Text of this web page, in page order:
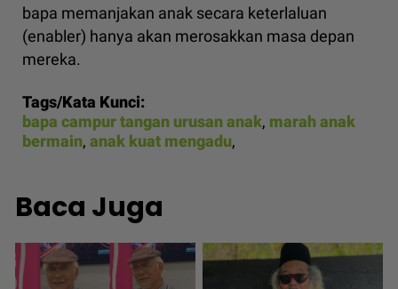
bapa memanjakan anak secara keterlaluan
(enabler) hanya akan merosakkan masa depan
mereka.
Tags/Kata Kunci:
bapa campur tangan urusan anak, marah anak
bermain, anak kuat mengadu,
Baca Juga